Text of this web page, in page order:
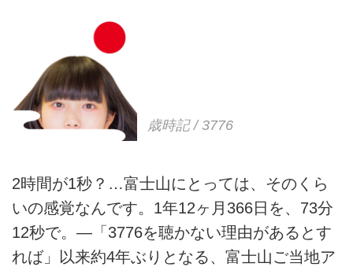
歳時記 / 3776
2時間が1秒？…富士山にとっては、そのくら
いの感覚なんです。1年12ヶ月366日を、73分
12秒で。―「3776を聴かない理由があるとす
れば」以来約4年ぶりとなる、富士山ご当地ア